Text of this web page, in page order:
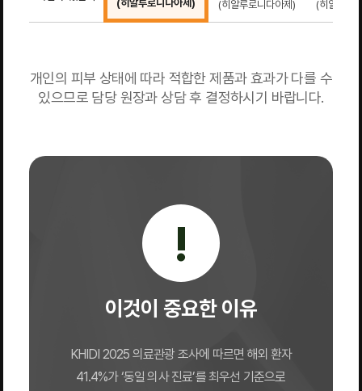
(히알루로니다아제)
(히알루로니다아제)
(히알루로
개인의 피부 상태에 따라 적합한 제품과 효과가 다를 수
있으므로 담당 원장과 상담 후 결정하시기 바랍니다.
!
이것이 중요한 이유
KHIDI 2025 의료관광 조사에 따르면 해외 환자
41.4%가 ‘동일 의사 진료’를 최우선 기준으로